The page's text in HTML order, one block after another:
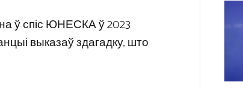
ў спіс ЮНЕСКА ў 2023
выказаў здагадку, што